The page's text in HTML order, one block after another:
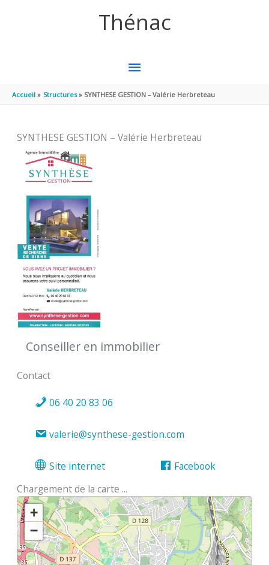
Thénac
MENU
PRINCIPAL
Accueil Structures SYNTHESE GESTION – Valérie Herbreteau
SYNTHESE GESTION – Valérie Herbreteau
Conseiller en immobilier
Contact
06 40 20 83 06
valerie@synthese-gestion.com
Site internet
Facebook
Chargement de la carte ...
+
−